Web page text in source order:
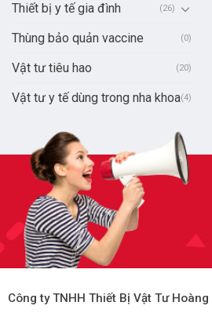
Thiết bị y tế gia đình (26)
Thùng bảo quản vaccine (0)
Vật tư tiêu hao (20)
Vật tư y tế dùng trong nha khoa(4)
Công ty TNHH Thiết Bị Vật Tư Hoàng